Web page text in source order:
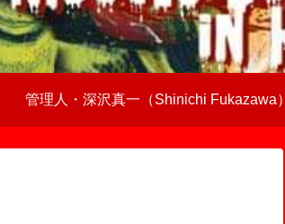
管理人・深沢真一（Shinichi Fukazawa）